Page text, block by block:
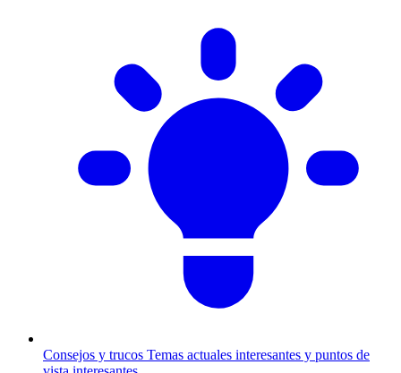
Consejos y trucos Temas actuales interesantes y puntos de